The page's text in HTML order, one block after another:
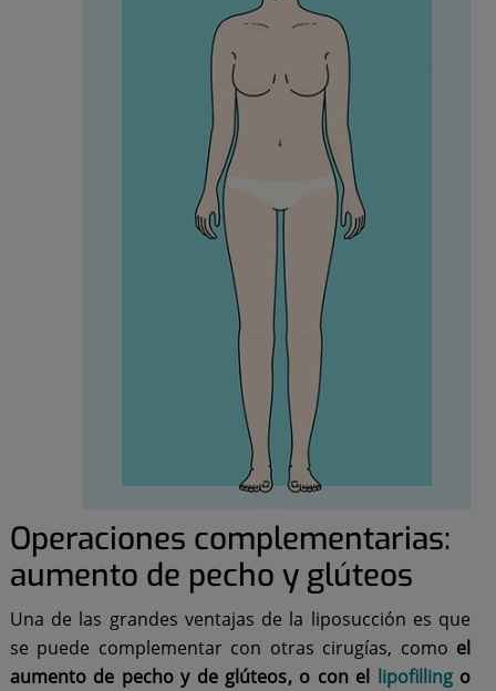
Operaciones complementarias:
aumento de pecho y glúteos
Una de las grandes ventajas de la liposucción es que
se puede complementar con otras cirugías, como el
aumento de pechoy de glúteos, o con el lipofillingo